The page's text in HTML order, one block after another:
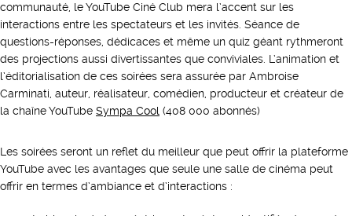
communauté, le YouTube Ciné Club mera l’accent sur les
interactions entre les spectateurs et les invités. Séance de
questions-réponses, dédicaces et même un quiz géant rythmeront
des projections aussi divertissantes que conviviales. L’animation et
l’éditorialisation de ces soirées sera assurée par Ambroise
Carminati, auteur, réalisateur, comédien, producteur et créateur de
la chaîne YouTube Sympa Cool (408 000 abonnés)
Les soirées seront un reflet du meilleur que peut offrir la plateforme
YouTube avec les avantages que seule une salle de cinéma peut
offrir en termes d’ambiance et d’interactions :